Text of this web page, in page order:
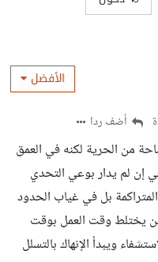
الأفضل
أضف ردا
من الحرية لكنه في العمق
إن لم يدار بوعي التحدي
بل في غياب الحدود
يختلط وقت العمل بوقت
ويبدأ الإنهاك بالتسلل